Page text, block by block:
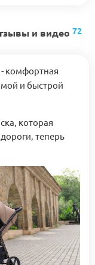
и видео 72
- комфортная
и быстрой
которая
теперь